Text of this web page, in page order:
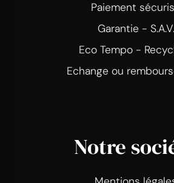
Paiement
Garantie - S.A.V.
Eco Tempo -
Echange ou
Notre